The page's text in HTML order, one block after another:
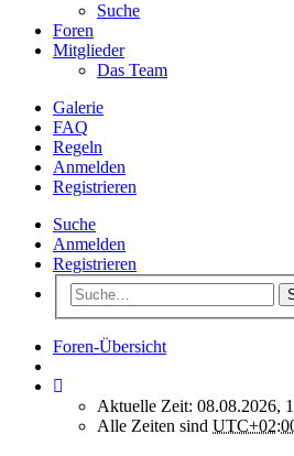
Suche
Foren
Mitglieder
Das Team
Galerie
FAQ
Regeln
Anmelden
Registrieren
Suche
Anmelden
Registrieren
Foren-Übersicht
Aktuelle Zeit: 08.08.2026,
Alle Zeiten sind